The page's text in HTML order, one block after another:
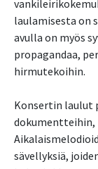
laulamisesta on
avulla on myös
propagandaa,
hirmutekoihin.
Konsertin laulut
sävellyksiä,